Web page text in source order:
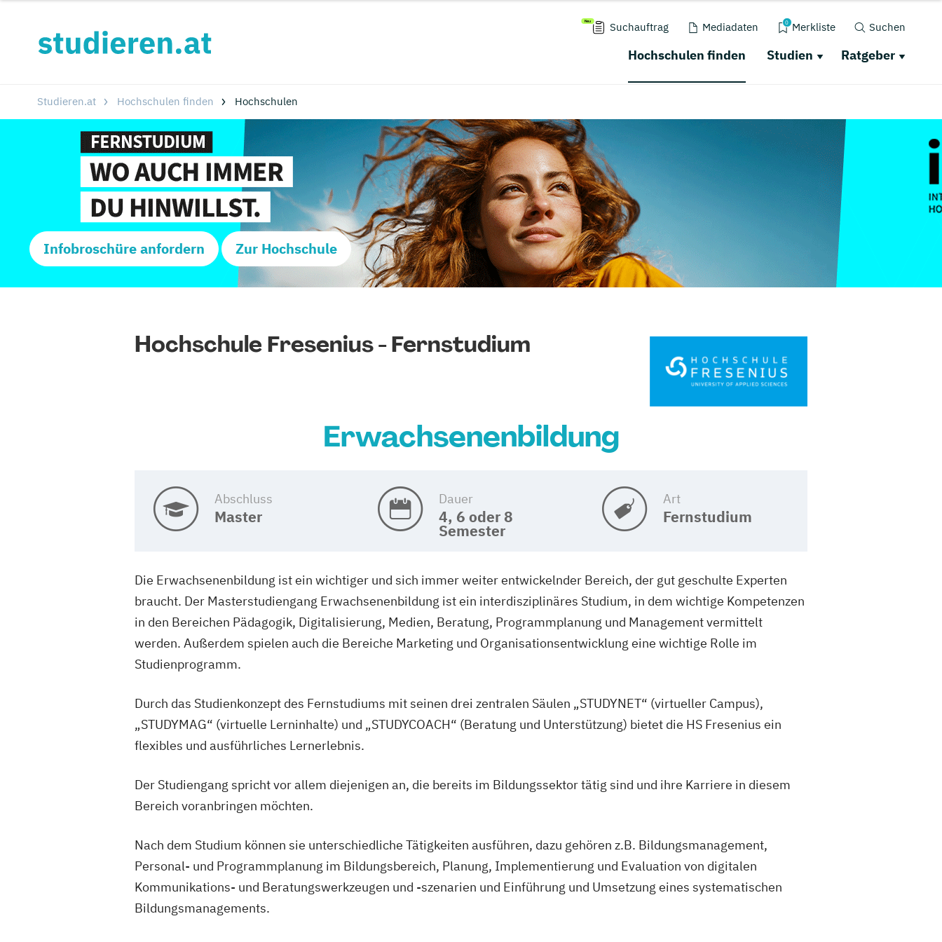
Suchauftrag Mediadaten 0 Merkliste Suchen
Hochschulen finden Studien Ratgeber
Studieren.at Hochschulen finden Hochschulen
Infobroschüre anfordern Zur Hochschule
Hochschule Fresenius - Fernstudium
Erwachsenenbildung
Abschluss
Master
Dauer
4, 6 oder 8
Semester
Art
Fernstudium
Die Erwachsenenbildung ist ein wichtiger und sich immer weiter entwickelnder Bereich, der gut geschulte Experten
braucht. Der Masterstudiengang Erwachsenenbildung ist ein interdisziplinäres Studium, in dem wichtige Kompetenzen
in den Bereichen Pädagogik, Digitalisierung, Medien, Beratung, Programmplanung und Management vermittelt
werden. Außerdem spielen auch die Bereiche Marketing und Organisationsentwicklung eine wichtige Rolle im
Studienprogramm.
Durch das Studienkonzept des Fernstudiums mit seinen drei zentralen Säulen „STUDYNET“ (virtueller Campus),
„STUDYMAG“ (virtuelle Lerninhalte) und „STUDYCOACH“ (Beratung und Unterstützung) bietet die HS Fresenius ein
flexibles und ausführliches Lernerlebnis.
Der Studiengang spricht vor allem diejenigen an, die bereits im Bildungssektor tätig sind und ihre Karriere in diesem
Bereich voranbringen möchten.
Nach dem Studium können sie unterschiedliche Tätigkeiten ausführen, dazu gehören z.B. Bildungsmanagement,
Personal- und Programmplanung im Bildungsbereich, Planung, Implementierung und Evaluation von digitalen
Kommunikations- und Beratungswerkzeugen und -szenarien und Einführung und Umsetzung eines systematischen
Bildungsmanagements.